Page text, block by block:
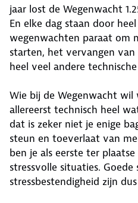
jaar lost de Wegenwacht
En elke dag staan door
wegenwachten paraat om
starten, het vervangen van
heel veel andere
Wie bij de Wegenwacht wil
allereerst technisch heel
dat is zeker niet je enige
steun en toeverlaat van
ben je als eerste ter
stressvolle situaties.
stressbestendigheid zijn